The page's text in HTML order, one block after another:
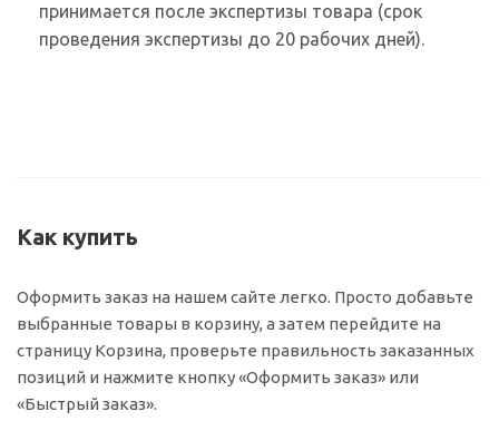
принимается после экспертизы товара (срок
проведения экспертизы до 20 рабочих дней).
Как купить
Оформить заказ на нашем сайте легко. Просто добавьте
выбранные товары в корзину, а затем перейдите на
страницу Корзина, проверьте правильность заказанных
позиций и нажмите кнопку «Оформить заказ» или
«Быстрый заказ».